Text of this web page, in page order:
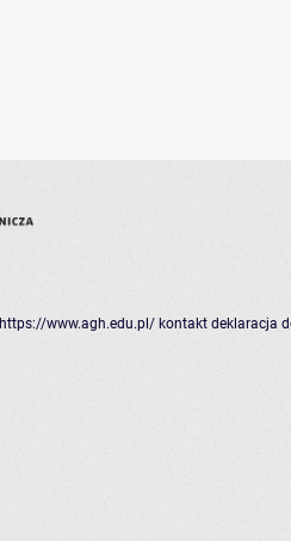
https://www.agh.edu.pl/ kontakt deklaracja